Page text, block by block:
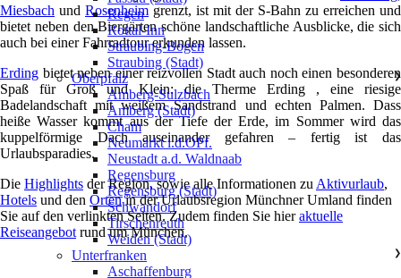
Miesbach und Rosenheim grenzt, ist mit der S-Bahn zu erreichen und
bietet neben den Biergärten schöne landschaftliche Ausblicke, die sich
auch bei einer Fahrradtour erkunden lassen.
Erding bietet neben einer reizvollen Stadt auch noch einen besonderen
Spaß für Groß und Klein: die Therme Erding , eine riesige
Badelandschaft mit weißem Sandstrand und echten Palmen. Dass
heiße Wasser kommt aus der Tiefe der Erde, im Sommer wird das
kuppelförmige Dach auseinander gefahren – fertig ist das
Urlaubsparadies.
Die Highlights der Region, sowie alle Informationen zuAktivurlaub,
Hotels und den Ortenin der Urlaubsregion Münchner Umland finden
Sie auf den verlinkten Seiten. Zudem finden Sie hieraktuelle
Reiseangebotrund um München.
Regen
Rottal-Inn
Straubing-Bogen
Straubing (Stadt)
Oberpfalz
❯
Amberg-Sulzbach
Amberg (Stadt)
Cham
Neumarkt i.d.OPf.
Neustadt a.d. Waldnaab
Regensburg
Regensburg (Stadt)
Schwandorf
Tirschenreuth
Weiden (Stadt)
Unterfranken
❯
Aschaffenburg